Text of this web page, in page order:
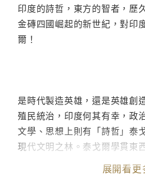
印度的詩哲，東方的智者，歷
金磚四國崛起的新世紀，對印
爾！
是時代製造英雄，還是英雄創
殖民統治，印度何其有幸，政
文學、思想上則有「詩哲」泰
現代文明之林。泰戈爾學貫東
思想家。他的詩作已有知音無
與繪畫同樣傑作連連！現今印
展開看更